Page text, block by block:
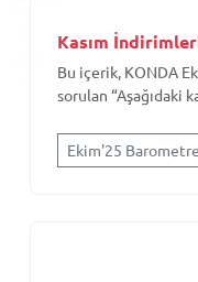
Kasım
Bu içerik, KONDA
sorulan “Aşağıdaki
Ekim'25